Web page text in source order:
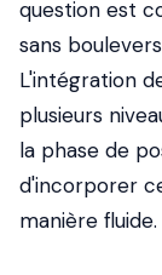
question est
sans
L'intégration
plusieurs
la phase de
d'incorporer
manière fluide.